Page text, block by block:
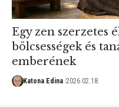
Egy zen szerzetes
bölcsességek és
emberének
Katona Edina 2026.02.18.